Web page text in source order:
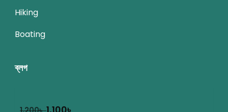
Hiking
Boating
ব্লগ